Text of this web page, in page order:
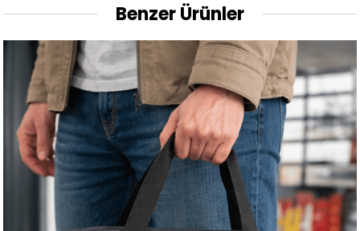
Benzer Ürünler